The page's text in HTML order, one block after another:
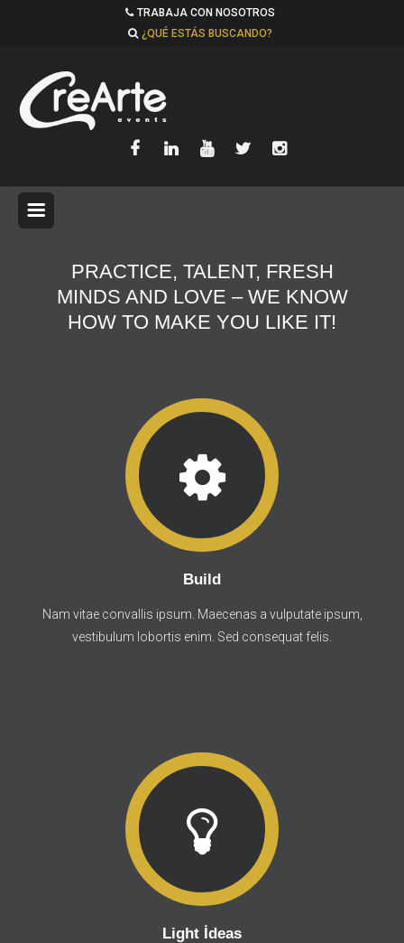
TRABAJA CON NOSOTROS
¿QUÉ ESTÁS BUSCANDO?
PRACTICE, TALENT, FRESH
MINDS AND LOVE – WE KNOW
HOW TO MAKE YOU LIKE IT!
Build
Nam vitae convallis ipsum. Maecenas a vulputate ipsum,
vestibulum lobortis enim. Sed consequat felis.
Light İdeas